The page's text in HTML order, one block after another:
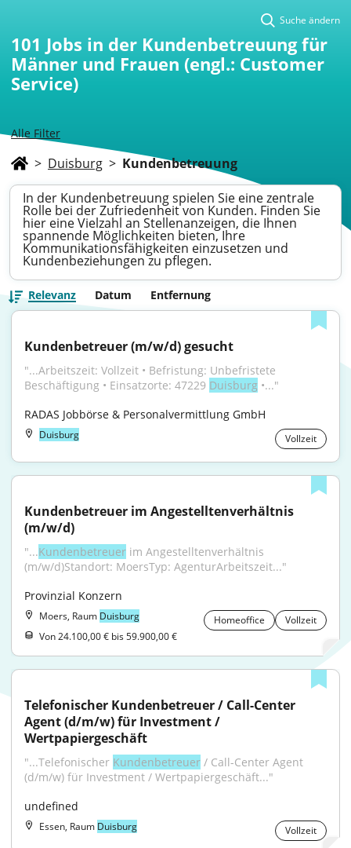
Alle Filter
Suche ändern
101 Jobs in der Kundenbetreuung für
Männer und Frauen (engl.: Customer
Service)
> Duisburg > Kundenbetreuung
In der Kundenbetreuung spielen Sie eine zentrale
Rolle bei der Zufriedenheit von Kunden. Finden Sie
hier eine Vielzahl an Stellenanzeigen, die Ihnen
spannende Möglichkeiten bieten, Ihre
Kommunikationsfähigkeiten einzusetzen und
Kundenbeziehungen zu pflegen.
Relevanz Datum Entfernung
Kundenbetreuer (m/w/d) gesucht
"...Arbeitszeit: Vollzeit • Befristung: Unbefristete
Beschäftigung • Einsatzorte: 47229 Duisburg •..."
RADAS Jobbörse & Personalvermittlung GmbH
Duisburg Vollzeit
Kundenbetreuer im Angestelltenverhältnis
(m/w/d)
"...Kundenbetreuer im Angestelltenverhältnis
(m/w/d)Standort: MoersTyp: AgenturArbeitszeit..."
Provinzial Konzern
Moers, Raum Duisburg Homeoffice
Vollzeit
Von 24.100,00 € bis 59.900,00 €
Telefonischer Kundenbetreuer / Call-Center
Agent (d/m/w) für Investment /
Wertpapiergeschäft
"...Telefonischer Kundenbetreuer / Call-Center Agent
(d/m/w) für Investment / Wertpapiergeschäft..."
undefined
Essen, Raum Duisburg Vollzeit